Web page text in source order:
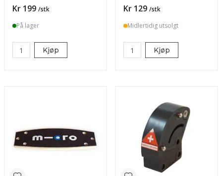
Pris
Kr 199 /stk
På lager
Kjøp
Pris
Kr 129 /stk
Midlertidig utsolgt
Kjøp